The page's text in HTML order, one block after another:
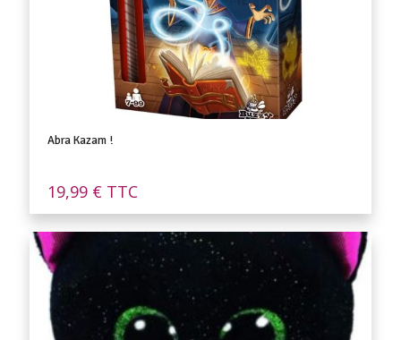
Abra Kazam !
19,99 € TTC